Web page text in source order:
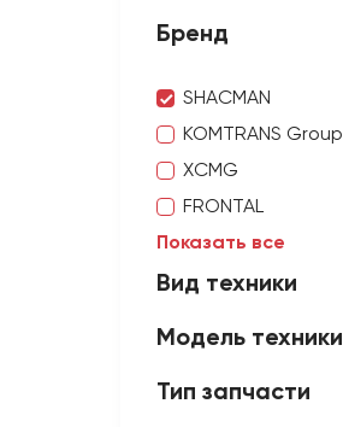
Бренд
SHACMAN
KOMTRANS Group
XCMG
FRONTAL
Показать все
Вид техники
Модель техники
Тип запчасти